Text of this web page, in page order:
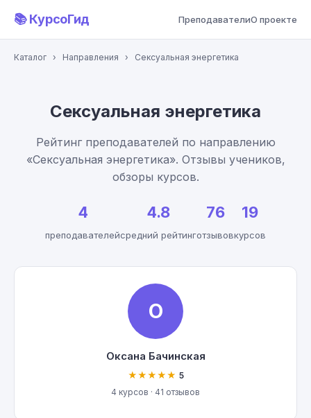
📚 КурсоГид ПреподавателиО проекте
Каталог › Направления › Сексуальная энергетика
Сексуальная энергетика
Рейтинг преподавателей по направлению
«Сексуальная энергетика». Отзывы учеников,
обзоры курсов.
4
преподавателей
4.8
средний рейтинг
76
отзывов
19
курсов
О
Оксана Бачинская
★★★★★ 5
4 курсов · 41 отзывов